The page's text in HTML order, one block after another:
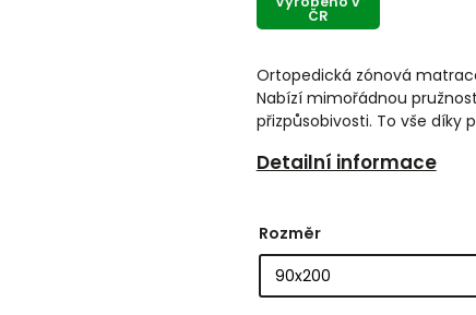
ČR
Ortopedická zónová
Nabízí mimořádnou
přizpůsobivosti. To vše díky
Detailní informace
Rozměr